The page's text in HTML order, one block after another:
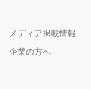
メディア掲載情報
企業の方へ